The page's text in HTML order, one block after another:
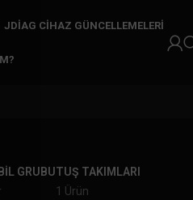
JDIAG CIHAZ GÜNCELLEMELERI
GRUBUTUŞ TAKIMLARI
1 Ürün